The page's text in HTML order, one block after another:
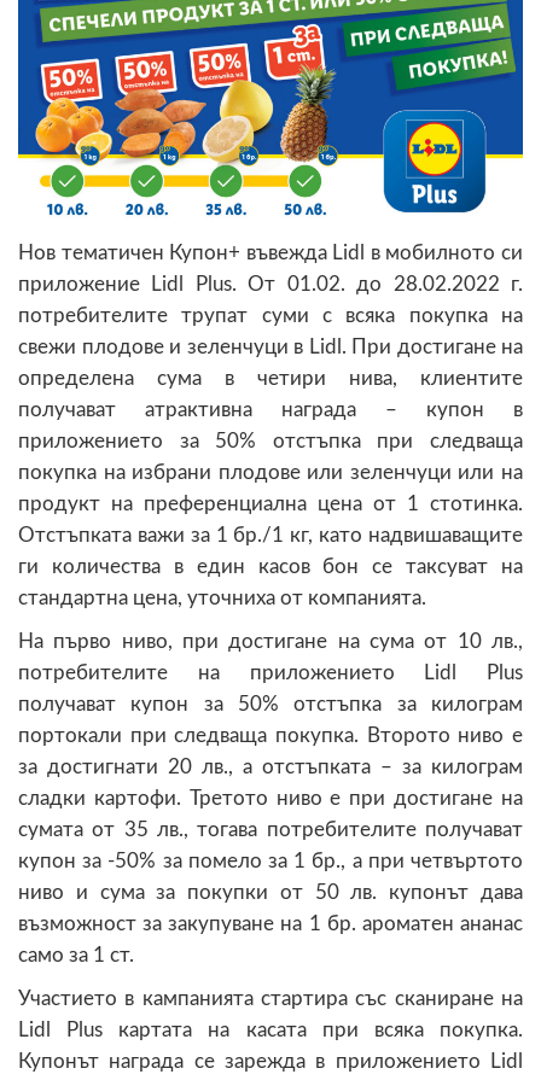
Нов тематичен Купон+ въвежда Lidl в мобилното си
приложение Lidl Plus. От 01.02. до 28.02.2022 г.
потребителите трупат суми с всяка покупка на
свежи плодове и зеленчуци в Lidl. При достигане на
определена сума в четири нива, клиентите
получават атрактивна награда – купон в
приложението за 50% отстъпка при следваща
покупка на избрани плодове или зеленчуци или на
продукт на преференциална цена от 1 стотинка.
Отстъпката важи за 1 бр./1 кг, като надвишаващите
ги количества в един касов бон се таксуват на
стандартна цена, уточниха от компанията.
На първо ниво, при достигане на сума от 10 лв.,
потребителите на приложението Lidl Plus
получават купон за 50% отстъпка за килограм
портокали при следваща покупка. Второто ниво е
за достигнати 20 лв., а отстъпката – за килограм
сладки картофи. Третото ниво е при достигане на
сумата от 35 лв., тогава потребителите получават
купон за -50% за помело за 1 бр., а при четвъртото
ниво и сума за покупки от 50 лв. купонът дава
възможност за закупуване на 1 бр. ароматен ананас
само за 1 ст.
Участието в кампанията стартира със сканиране на
Lidl Plus картата на касата при всяка покупка.
Купонът награда се зарежда в приложението Lidl